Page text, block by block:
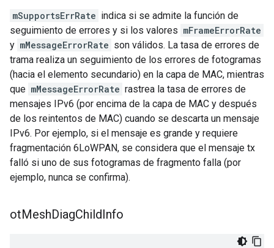
mSupportsErrRate indica si se admite la función de
seguimiento de errores y si los valores mFrameErrorRate
y mMessageErrorRate son válidos. La tasa de errores de
trama realiza un seguimiento de los errores de fotogramas
(hacia el elemento secundario) en la capa de MAC, mientras
que mMessageErrorRate rastrea la tasa de errores de
mensajes IPv6 (por encima de la capa de MAC y después
de los reintentos de MAC) cuando se descarta un mensaje
IPv6. Por ejemplo, si el mensaje es grande y requiere
fragmentación 6LoWPAN, se considera que el mensaje tx
falló si uno de sus fotogramas de fragmento falla (por
ejemplo, nunca se confirma).
otMeshDiagChildInfo